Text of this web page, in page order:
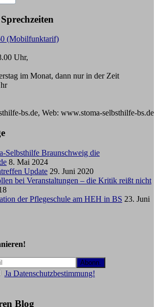
(Mobilfunktarif)
Uhr,
im Monat, dann nur in der Zeit
bs.de, Web: www.stoma-selbsthilfe-bs.de
Selbsthilfe Braunschweig die
8. Mai 2024
Update 29. Juni 2020
bei Veranstaltungen – die Kritik reißt nicht
der Pflegeschule am HEH in BS 23. Juni
Ja Datenschutzbestimmung!
Blog